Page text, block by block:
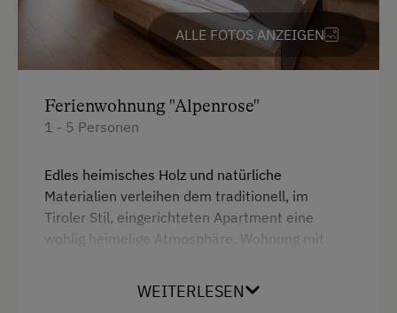
Ponyreiten
Reiten
Reithalle
Reitwege
Rodelbahn in der Nähe
Schneeschuhwanderung
ALLE FOTOS ANZEIGEN
Ferienwohnung "Alpenrose"
1 - 5 Personen
Edles heimisches Holz und natürliche
Materialien verleihen dem traditionell, im
Tiroler Stil, eingerichteten Apartment eine
wohlig heimelige Atmosphäre. Wohnung mit
separate Dusche mit WC. Jedes Zimmer mit
einem eigenen LCD-TV. Schnelles W-Lan.
WEITERLESEN